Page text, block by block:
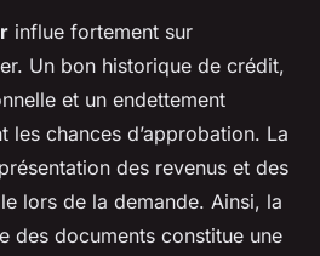
influe fortement sur
Un bon historique de crédit,
et un endettement
les chances d’approbation. La
des revenus et des
lors de la demande. Ainsi, la
des documents constitue une